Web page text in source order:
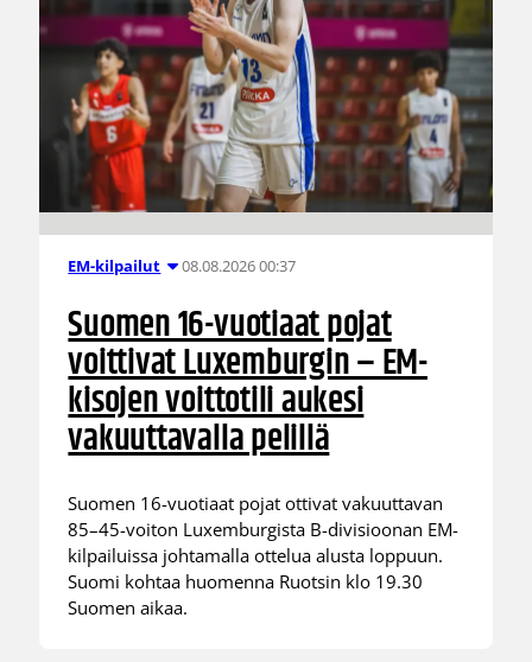
EM-kilpailut 08.08.2026 00:37
Suomen 16-vuotiaat pojat
voittivat Luxemburgin – EM-
kisojen voittotili aukesi
vakuuttavalla pelillä
Suomen 16-vuotiaat pojat ottivat vakuuttavan
85–45-voiton Luxemburgista B-divisioonan EM-
kilpailuissa johtamalla ottelua alusta loppuun.
Suomi kohtaa huomenna Ruotsin klo 19.30
Suomen aikaa.